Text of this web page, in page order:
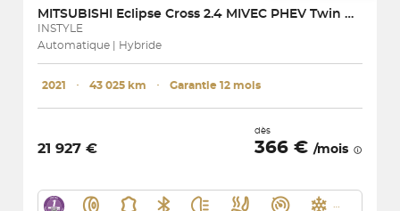
MITSUBISHI Eclipse Cross 2.4 MIVEC PHEV Twin Motor 4WD
INSTYLE
Automatique | Hybride
2021 ･ 43 025 km ･ Garantie 12 mois
21 927 €
dès
366 € /mois